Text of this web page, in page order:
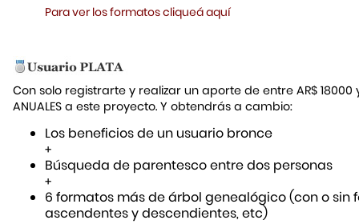
Para ver los formatos cliqueá aquí
Con solo registrarte y realizar un aporte de entre AR$ 18000
ANUALES a este proyecto. Y obtendrás a cambio:
Los beneficios de un usuario bronce
+
Búsqueda de parentesco entre dos personas
+
6 formatos más de árbol genealógico (con o sin
ascendentes y descendientes, etc)